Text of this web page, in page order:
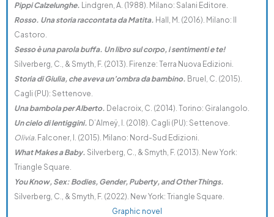
Pippi Calzelunghe. Lindgren, A. (1988). Milano: Salani Editore.
Rosso. Una storia raccontata da Matita. Hall, M. (2016). Milano: Il
Castoro.
Sesso è una parola buffa. Un libro sul corpo, i sentimenti e te!
Silverberg, C., & Smyth, F. (2013). Firenze: Terra Nuova Edizioni.
Storia di Giulia, che aveva un’ombra da bambino. Bruel, C. (2015).
Cagli (PU): Settenove.
Una bambola per Alberto. Delacroix, C. (2014). Torino: Giralangolo.
Un cielo di lentiggini. D’Almeÿ, I. (2018). Cagli (PU): Settenove.
Olivia. Falconer, I. (2015). Milano: Nord-Sud Edizioni.
What Makes a Baby. Silverberg, C., & Smyth, F. (2013). New York:
Triangle Square.
You Know, Sex: Bodies, Gender, Puberty, and Other Things.
Silverberg, C., & Smyth, F. (2022). New York: Triangle Square.
Graphic novel